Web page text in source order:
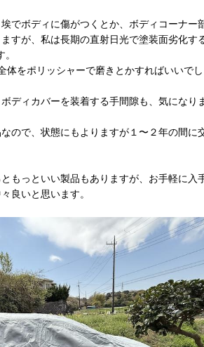
でボディに傷がつくとか、ボディコーナー
すが、私は長期の直射日光で塗装面劣化す
体をポリッシャーで磨きとかすればいいでし
ディカバーを装着する手間隙も、気になり
ので、状態にもよりますが１〜２年の間に
もっといい製品もありますが、お手軽に入
良いと思います。